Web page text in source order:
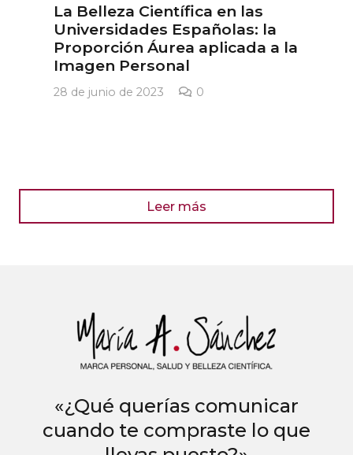
La Belleza Científica en las
Universidades Españolas: la
Proporción Áurea aplicada a la
Imagen Personal
28 de junio de 2023 0
Leer más
«¿Qué querías comunicar
cuando te compraste lo que